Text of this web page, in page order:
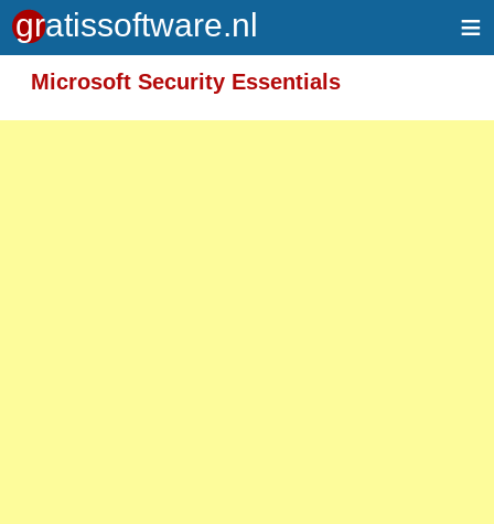
≡
Microsoft Security Essentials